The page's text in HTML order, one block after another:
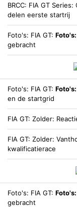
BRCC FIA GT Series:
delen eerste startrij
Foto's FIA GT Foto's:
gebracht
Foto's FIA GT Foto's:
en de startgrid
FIA GT Zolder:
FIA GT Zolder:
kwalificatierace
Foto's FIA GT Foto's:
gebracht